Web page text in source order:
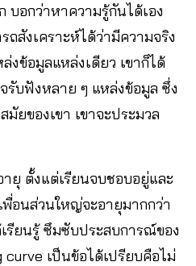
บอกว่าหาความรู้กันได้เอง
สังเคราะห์ได้ว่ามีความจริง
งข้อมูลแหล่งเดียว เขาก็ได้
รับฟังหลาย ๆ แหล่งข้อมูล ซึ่ง
ยของเขา เขาจะประมวล
ยุ ตั้งแต่เรียนจบชอบอยู่และ
อนส่วนใหญ่จะอายุมากกว่า
รียนรู้ ซึมซับประสบการณ์ของ
เป็นข้อได้เปรียบคือไม่